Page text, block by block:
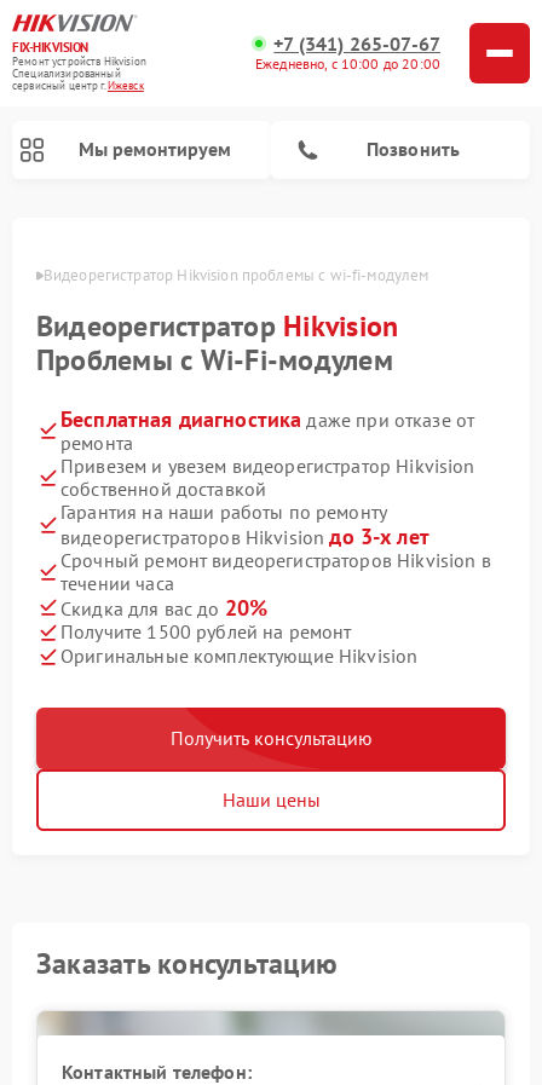
FIX-HIKVISION
Ремонт устройств Hikvision
Специализированный
cервисный центр г.Ижевск
+7 (341) 265-07-67
Ежедневно, с 10:00 до 20:00
Мы ремонтируем Позвонить
Видеорегистратор Hikvision проблемы с wi-fi-модулем
Видеорегистратор Hikvision
Проблемы с Wi-Fi-модулем
Бесплатная диагностика даже при отказе от
ремонта
Привезем и увезем видеорегистратор Hikvision
собственной доставкой
Гарантия на наши работы по ремонту
видеорегистраторов Hikvisionдо 3-х лет
Срочный ремонт видеорегистраторов Hikvision в
течении часа
Скидка для вас до 20%
Получите 1500 рублей на ремонт
Оригинальные комплектующие Hikvision
Получить консультацию
Наши цены
Заказать консультацию
Контактный телефон: